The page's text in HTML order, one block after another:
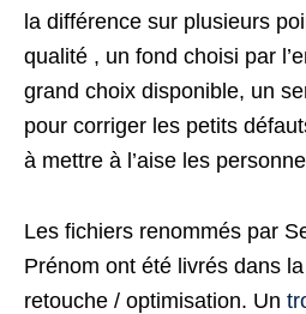
la différence sur plusieurs
qualité , un fond choisi par
grand choix disponible, un
pour corriger les petits
à mettre à l’aise les
Les fichiers renommés par
Prénom ont été livrés dans
retouche / optimisation. Un